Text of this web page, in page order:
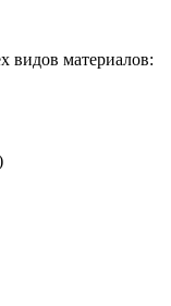
видов материалов: